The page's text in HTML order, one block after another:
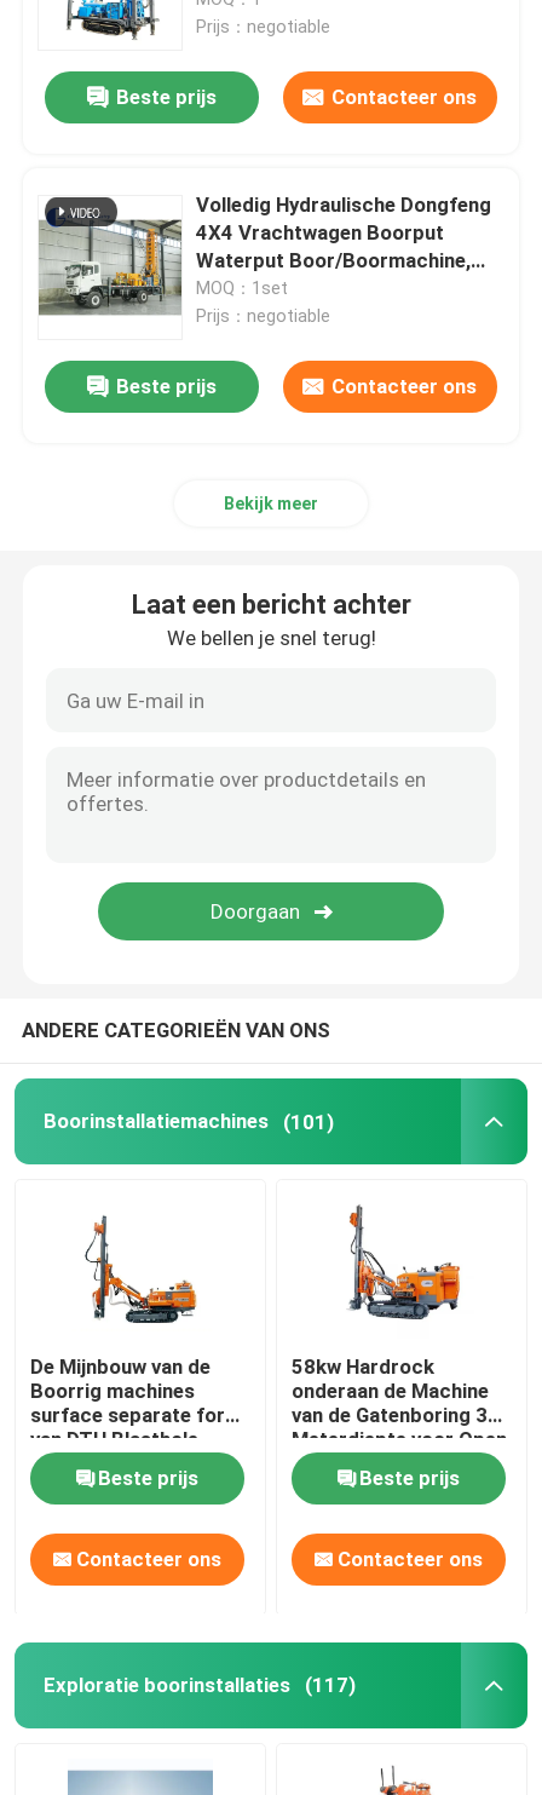
Boorgat booreiland
rc boorinstallatie
Jumbo boormachine
Downhole Moddermotor
DTH boorhamer
HDD-ruimer
Prijs：negotiable
Beste prijs Contacteer ons
Volledig Hydraulische Dongfeng
4X4 Vrachtwagen Boorput
Waterput Boor/Boormachine,
500m Diepte, 105-350mm
Gatdiameter
MOQ：1set
Prijs：negotiable
Beste prijs Contacteer ons
Bekijk meer
Laat een bericht achter
We bellen je snel terug!
ANDERE CATEGORIEËN VAN ONS
Boorinstallatiemachines (101)
De Mijnbouw van de
Boorrig machines
surface separate for
van DTH Blasthole
Beste prijs
Contacteer ons
58kw Hardrock
onderaan de Machine
van de Gatenboring 30
Meterdiepte voor Open
Kuil
Beste prijs
Contacteer ons
Exploratie boorinstallaties (117)